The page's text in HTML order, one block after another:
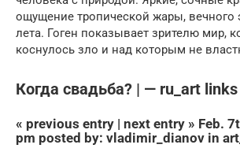
ощущение тропической жары, вечного
лета. Гоген показывает зрителю мир,
коснулось зло и над которым не
Когда свадьба? | — ru_art links
« previous entry | next entry » Feb.
pm posted by: vladimir_dianov in